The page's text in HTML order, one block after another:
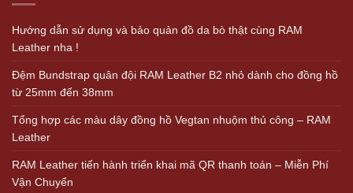
Hướng dẫn sử dụng và bảo quản đồ da bò thật cùng RAM
Leather nha !
Đệm Bundstrap quân đội RAM Leather B2 nhỏ dành cho đồng hồ
từ 25mm đến 38mm
Tổng hợp các màu dây đồng hồ Vegtan nhuộm thủ công – RAM
Leather
RAM Leather tiến hành triển khai mã QR thanh toán – Miễn Phí
Vận Chuyển